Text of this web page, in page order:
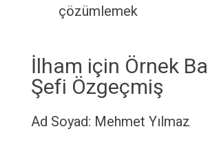
çözümlemek
İlham için Örnek
Şefi Özgeçmiş
Ad Soyad: Mehmet Yılmaz